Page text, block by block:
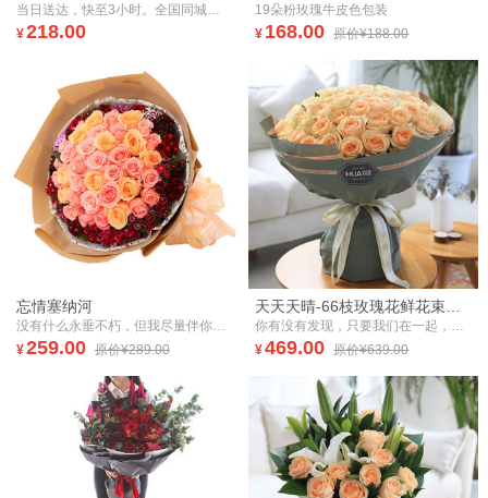
当日送达，快至3小时。全国同城，鲜花速递。19朵粉玫瑰+满天星+银叶菊
¥218.00
19朵粉玫瑰牛皮色包装
¥ 168.00 原价¥188.00
忘情塞纳河
没有什么永垂不朽，但我尽量伴你不走
¥259.00 原价¥289.00
天天天晴-66枝玫瑰花鲜花束表白女朋友纪念生日礼物
你有没有发现，只要我们在一起，抬起头就是好天气。
¥469.00 原价¥639.00